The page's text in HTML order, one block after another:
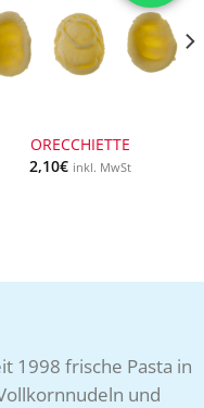
ORECCHIETTE
2,10€ inkl. MwSt
1998 frische Pasta in
und